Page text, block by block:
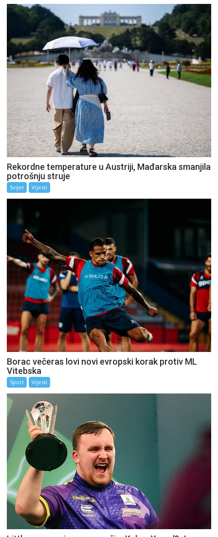
Rekordne temperature u Austriji, Mađarska smanjila
potrošnju struje
Svijet Vijesti
Borac večeras lovi novi evropski korak protiv ML
Vitebska
Sport Vijesti